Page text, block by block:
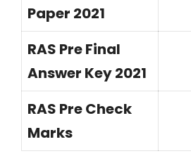
Paper 2021
RAS Pre Final
Answer Key 2021
RAS Pre Check
Marks